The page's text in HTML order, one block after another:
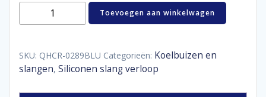
Siliconen
-
89
aantal
Toevoegen aan winkelwagen
SKU: QHCR-0289BLU Categorieën: Koelbuizen en
slangen, Siliconen slang verloop